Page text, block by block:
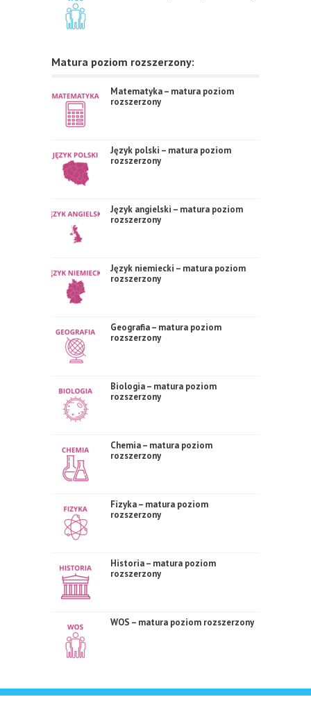
Matura poziom rozszerzony:
Matematyka – matura poziom
rozszerzony
Język polski – matura poziom
rozszerzony
Język angielski – matura poziom
rozszerzony
Język niemiecki – matura poziom
rozszerzony
Geografia – matura poziom
rozszerzony
Biologia – matura poziom
rozszerzony
Chemia – matura poziom
rozszerzony
Fizyka – matura poziom
rozszerzony
Historia – matura poziom
rozszerzony
WOS – matura poziom rozszerzony